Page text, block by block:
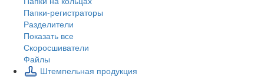
Папки-регистраторы
Разделители
Показать все
Скоросшиватели
Файлы
Штемпельная продукция